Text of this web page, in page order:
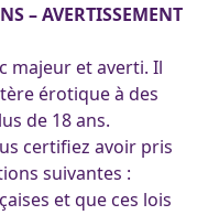
– AVERTISSEMENT
majeur et averti. Il
érotique à des
de 18 ans.
certifiez avoir pris
suivantes :
et que ces lois